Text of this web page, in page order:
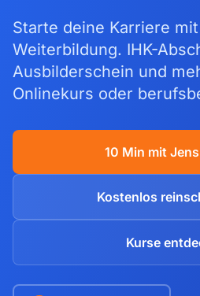
Starte deine Karriere
Weiterbildung. IHK-
Ausbilderschein und
Onlinekurs oder
10 Min mit
Kostenlos
Kurse